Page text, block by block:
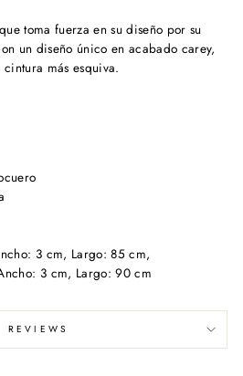
toma fuerza en su diseño por su
un diseño único en acabado carey,
más esquiva.
3 cm, Largo: 85 cm,
3 cm, Largo: 90 cm
REVIEWS